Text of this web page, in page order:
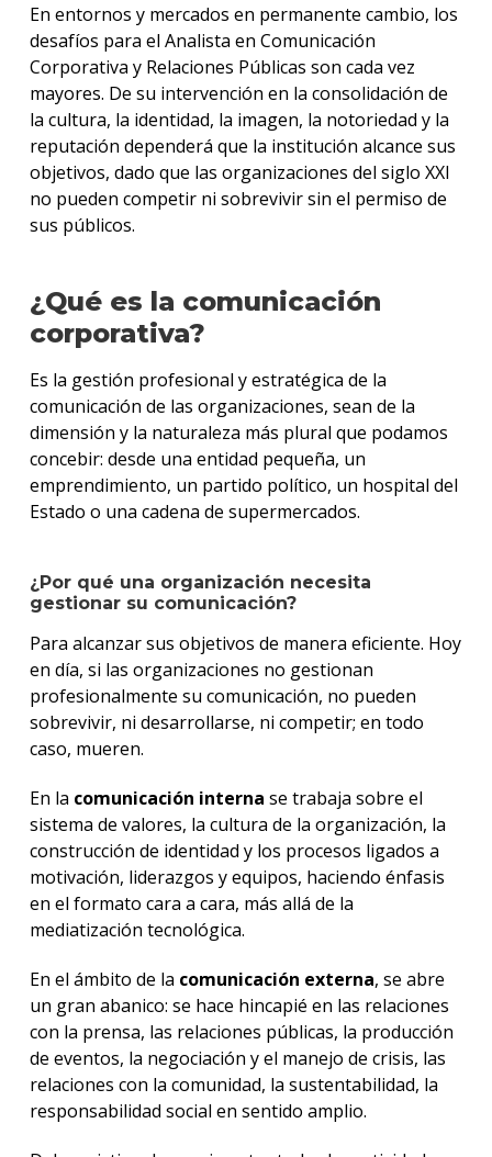
En entornos y mercados en permanente cambio, los
desafíos para el Analista en Comunicación
Corporativa y Relaciones Públicas son cada vez
mayores. De su intervención en la consolidación de
la cultura, la identidad, la imagen, la notoriedad y la
reputación dependerá que la institución alcance sus
objetivos, dado que las organizaciones del siglo XXI
no pueden competir ni sobrevivir sin el permiso de
sus públicos.
¿Qué es la comunicación
corporativa?
Es la gestión profesional y estratégica de la
comunicación de las organizaciones, sean de la
dimensión y la naturaleza más plural que podamos
concebir: desde una entidad pequeña, un
emprendimiento, un partido político, un hospital del
Estado o una cadena de supermercados.
¿Por qué una organización necesita
gestionar su comunicación?
Para alcanzar sus objetivos de manera eficiente. Hoy
en día, si las organizaciones no gestionan
profesionalmente su comunicación, no pueden
sobrevivir, ni desarrollarse, ni competir; en todo
caso, mueren.
En la comunicación interna se trabaja sobre el
sistema de valores, la cultura de la organización, la
construcción de identidad y los procesos ligados a
motivación, liderazgos y equipos, haciendo énfasis
en el formato cara a cara, más allá de la
mediatización tecnológica.
En el ámbito de la comunicación externa, se abre
un gran abanico: se hace hincapié en las relaciones
con la prensa, las relaciones públicas, la producción
de eventos, la negociación y el manejo de crisis, las
relaciones con la comunidad, la sustentabilidad, la
responsabilidad social en sentido amplio.